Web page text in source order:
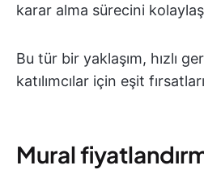
karar alma sürecini
Bu tür bir yaklaşım, hızlı
katılımcılar için eşit
Mural